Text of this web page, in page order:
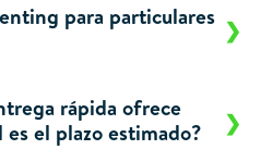
para particulares
rápida ofrece
el plazo estimado?